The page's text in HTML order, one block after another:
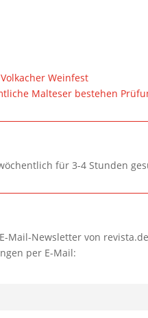
Weinfest
Malteser bestehen
für 3-4 Stunden
Mail-Newsletter von
per E-Mail: